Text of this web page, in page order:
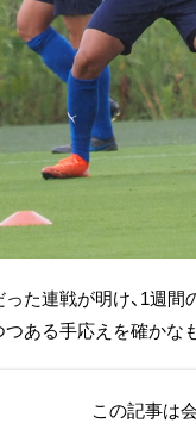
った連戦が明け、1週
ある手応えを確かなも
この記事は